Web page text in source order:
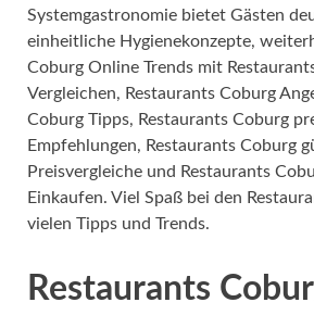
Systemgastronomie bietet Gästen
einheitliche Hygienekonzepte,
Coburg Online Trends mit
Vergleichen, Restaurants Coburg
Coburg Tipps, Restaurants Coburg
Empfehlungen, Restaurants Coburg
Preisvergleiche und Restaurants
Einkaufen. Viel Spaß bei den
vielen Tipps und Trends.
Restaurants